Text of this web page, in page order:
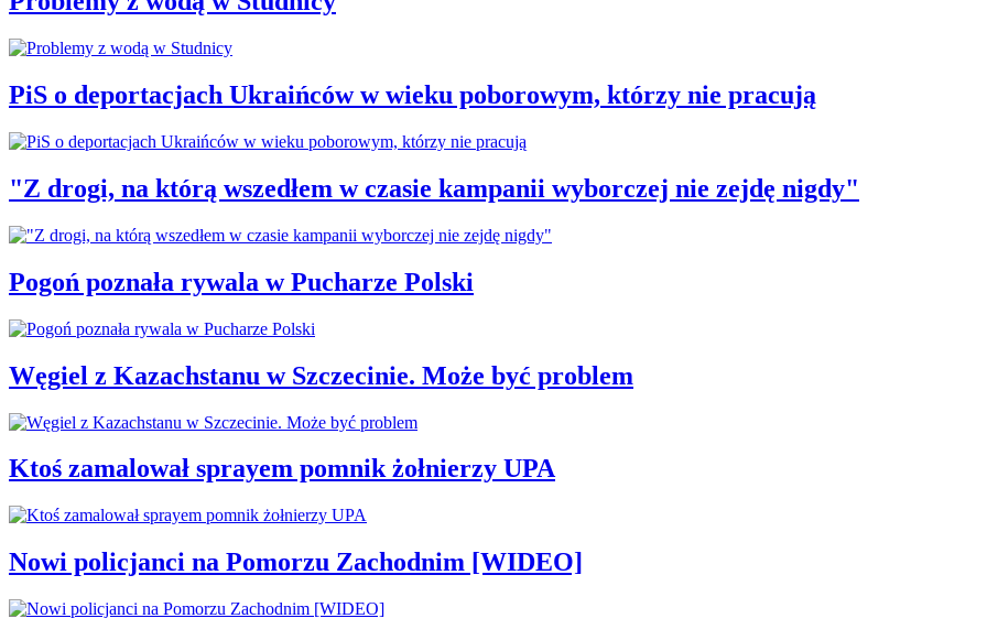
PiS o deportacjach Ukraińców w wieku poborowym, którzy nie pracują
"Z drogi, na którą wszedłem w czasie kampanii wyborczej nie zejdę nigdy"
Pogoń poznała rywala w Pucharze Polski
Węgiel z Kazachstanu w Szczecinie. Może być problem
Ktoś zamalował sprayem pomnik żołnierzy UPA
Nowi policjanci na Pomorzu Zachodnim [WIDEO]